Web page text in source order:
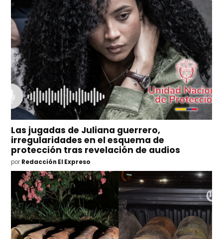
Las jugadas de Juliana guerrero,
irregularidades en el esquema de
protección tras revelación de audios
por Redacción El Expreso